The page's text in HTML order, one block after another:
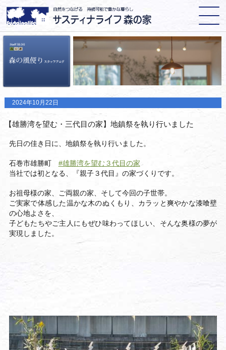
2024年10月22日
【雄勝湾を望む・三代目の家】地鎮祭を執り行いました
先日の佳き日に、地鎮祭を執り行いました。
石巻市雄勝町 #雄勝湾を望む３代目の家
当社では初となる、『親子３代目』の家づくりです。
お祖母様の家、ご両親の家、そして今回の子世帯。
ご実家で体感した温かな木のぬくもり、カラッと爽やかな漆喰壁
の心地よさを、
子どもたちやご主人にもぜひ味わってほしい、そんな奥様の夢が
実現しました。